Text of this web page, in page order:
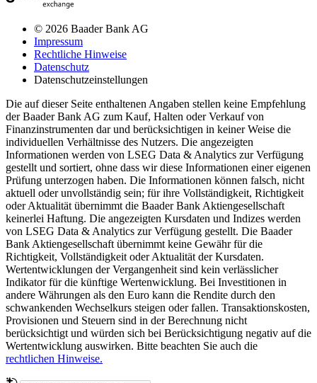
© 2026 Baader Bank AG
Impressum
Rechtliche Hinweise
Datenschutz
Datenschutzeinstellungen
Die auf dieser Seite enthaltenen Angaben stellen keine Empfehlung
der Baader Bank AG zum Kauf, Halten oder Verkauf von
Finanzinstrumenten dar und berücksichtigen in keiner Weise die
individuellen Verhältnisse des Nutzers. Die angezeigten
Informationen werden von LSEG Data & Analytics zur Verfügung
gestellt und sortiert, ohne dass wir diese Informationen einer eigenen
Prüfung unterzogen haben. Die Informationen können falsch, nicht
aktuell oder unvollständig sein; für ihre Vollständigkeit, Richtigkeit
oder Aktualität übernimmt die Baader Bank Aktiengesellschaft
keinerlei Haftung. Die angezeigten Kursdaten und Indizes werden
von LSEG Data & Analytics zur Verfügung gestellt. Die Baader
Bank Aktiengesellschaft übernimmt keine Gewähr für die
Richtigkeit, Vollständigkeit oder Aktualität der Kursdaten.
Wertentwicklungen der Vergangenheit sind kein verlässlicher
Indikator für die künftige Wertenwicklung. Bei Investitionen in
andere Währungen als den Euro kann die Rendite durch den
schwankenden Wechselkurs steigen oder fallen. Transaktionskosten,
Provisionen und Steuern sind in der Berechnung nicht
berücksichtigt und würden sich bei Berücksichtigung negativ auf die
Wertentwicklung auswirken. Bitte beachten Sie auch die
rechtlichen Hinweise.